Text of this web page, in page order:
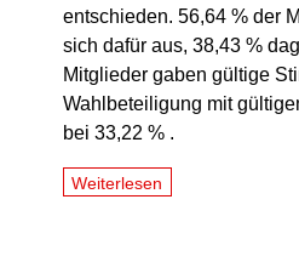
entschieden. 56,64 % der
sich dafür aus, 38,43 %
Mitglieder gaben gültige
Wahlbeteiligung mit
bei 33,22 % .
Weiterlesen